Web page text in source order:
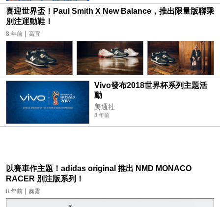
喜迎世界盃！Paul Smith X New Balance，推出限量版聯乘
別注運動鞋！
8 年前 | 高宜
Vivo發布2018世界杯系列主題活
動
美通社
8 年前
以賽車作主題！adidas original 推出 NMD MONACO
RACER 別注版系列！
8 年前 | 奧雲